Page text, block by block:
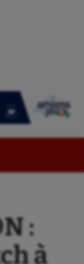
:
à